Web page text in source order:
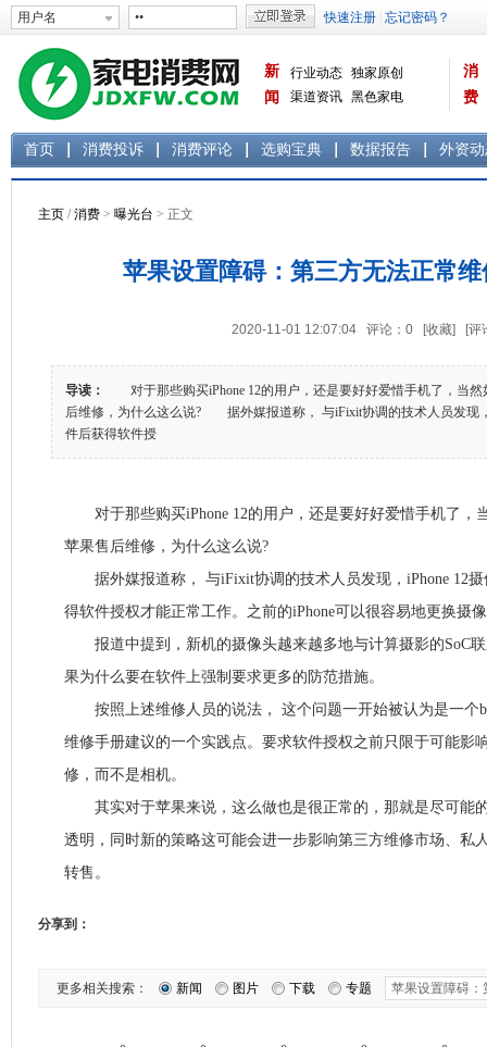
新
闻
行业动态 独家原创
渠道资讯 黑色家电
消
费
首页 消费投诉 消费评论 选购宝典 数据报告 外资
主页 /消费 > 曝光台 > 正文
苹果设置障碍：第三方无法正常维
2020-11-01 12:07:04 评论： 0 [收藏] [评
导读：
对于那些购买iPhone 12的用户，还是要好好爱惜手机了，当然
后维修，为什么这么说? 据外媒报道称， 与iFixit协调的技术人员发现
件后获得软件授
对于那些购买iPhone 12的用户，还是要好好爱惜手机了，
苹果售后维修，为什么这么说?
据外媒报道称， 与iFixit协调的技术人员发现，iPhone 12摄
得软件授权才能正常工作。之前的iPhone可以很容易地更换摄
报道中提到，新机的摄像头越来越多地与计算摄影的SoC联
果为什么要在软件上强制要求更多的防范措施。
按照上述维修人员的说法， 这个问题一开始被认为是一个
维修手册建议的一个实践点。要求软件授权之前只限于可能影
修，而不是相机。
其实对于苹果来说，这么做也是很正常的，那就是尽可能的
透明，同时新的策略这可能会进一步影响第三方维修市场、私
转售。
分享到：
更多相关搜索： 新闻 图片 下载 专题